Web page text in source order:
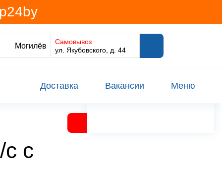
Могилёв
Самовывоз
ул. Якубовского, д. 44
Доставка Вакансии Меню
с